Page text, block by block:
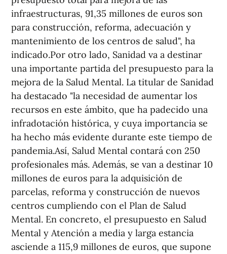
infraestructuras, 91,35 millones de euros son
para construcción, reforma, adecuación y
mantenimiento de los centros de salud", ha
indicado.Por otro lado, Sanidad va a destinar
una importante partida del presupuesto para la
mejora de la Salud Mental. La titular de Sanidad
ha destacado "la necesidad de aumentar los
recursos en este ámbito, que ha padecido una
infradotación histórica, y cuya importancia se
ha hecho más evidente durante este tiempo de
pandemia.Así, Salud Mental contará con 250
profesionales más. Además, se van a destinar 10
millones de euros para la adquisición de
parcelas, reforma y construcción de nuevos
centros cumpliendo con el Plan de Salud
Mental. En concreto, el presupuesto en Salud
Mental y Atención a media y larga estancia
asciende a 115,9 millones de euros, que supone